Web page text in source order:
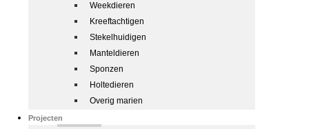
Weekdieren
Kreeftachtigen
Stekelhuidigen
Manteldieren
Sponzen
Holtedieren
Overig marien
Projecten